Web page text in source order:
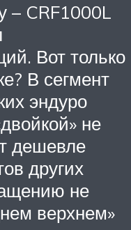
– CRF1000L
Вот только
В сегмент
эндуро
не
дешевле
других
не
верхнем»